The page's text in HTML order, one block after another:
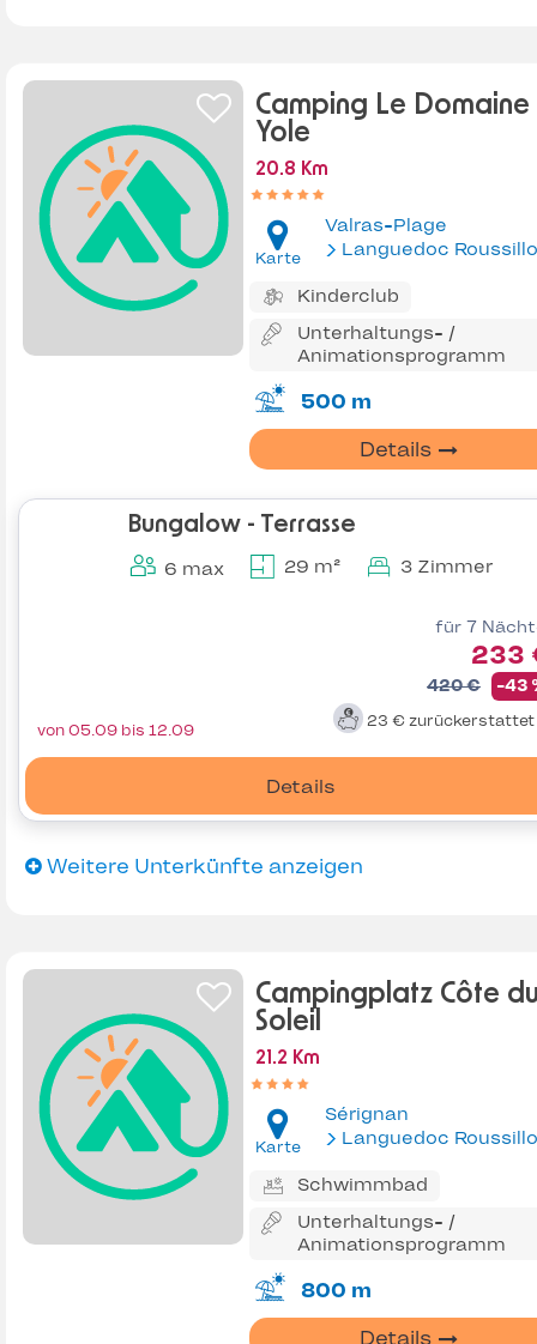
Camping Le Domaine
Yole
20.8 Km
Karte
Valras-Plage
Languedoc
Kinderclub
Unterhaltungs- /
Animationsprogramm
500 m
Details
Bungalow - Terrasse
6 max 29 m² 3 Zimmer
für 7
233
420 € -43
23 € zurückerstattet
Details
von 05.09 bis 12.09
Weitere Unterkünfte anzeigen
Campingplatz Côte
Soleil
21.2 Km
Karte
Sérignan
Languedoc
Schwimmbad
Unterhaltungs- /
Animationsprogramm
800 m
Details